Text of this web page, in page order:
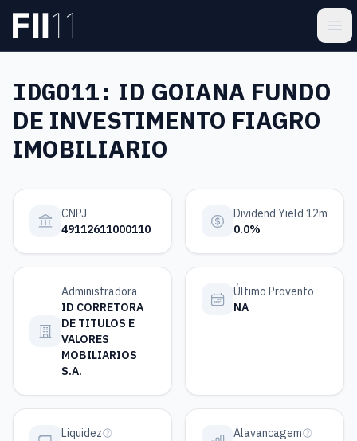
Pular para o conteúdo principal
IDGO11: ID GOIANA FUNDO
DE INVESTIMENTO FIAGRO
IMOBILIARIO
CNPJ
49112611000110
Dividend Yield 12m
0.0%
Administradora
ID CORRETORA
DE TITULOS E
VALORES
MOBILIARIOS
S.A.
Último Provento
NA
Liquidez
Alavancagem